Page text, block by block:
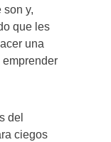
son y,
que les
una
del
ciegos